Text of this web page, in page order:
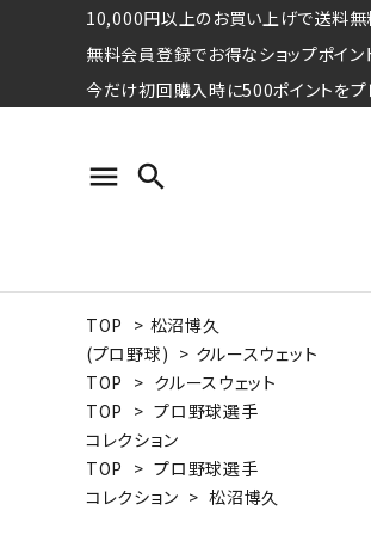
10,000円以上のお買い上げで送料無
無料会員登録でお得なショップポイン
今だけ初回購入時に500ポイントをプ
menu search
プロ野球選手コレクション
日本プロサッカー選手会シリーズ
水泳競技選手コレクション
Tシャツ
パーカー
期間限定販売アイテム
特集ページ
ウォーレン･クロマティ
特集ページ
競走馬コレクション
TOP > 松沼博久
(プロ野球) > クルースウェット
TOP > クルースウェット
TOP > プロ野球選手
コレクション
TOP > プロ野球選手
コレクション > 松沼博久